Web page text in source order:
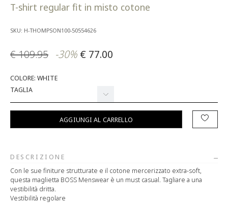
T-shirt regular fit in misto cotone
SKU: H-THOMPSON100-50554626
€ 109.95 -30% € 77.00
COLORE: WHITE
TAGLIA
AGGIUNGI AL CARRELLO
DESCRIZIONE
Con le sue finiture strutturate e il cotone mercerizzato extra-soft,
questa maglietta BOSS Menswear è un must casual. Tagliare a una
vestibilità dritta.
Vestibilità regolare